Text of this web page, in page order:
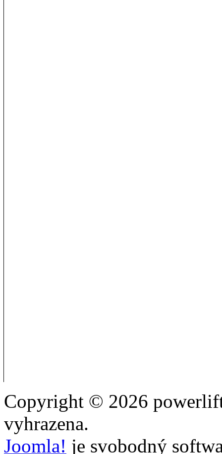
Copyright © 2026
vyhrazena.
Joomla! je svobodný